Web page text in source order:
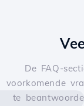
De FAQ-
voorkomende
te